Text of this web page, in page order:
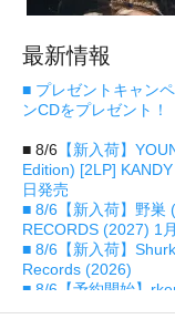
最新情報
■ プレゼントキャン
ンCDをプレゼント！
■ 8/6 【新入荷】
Edition) [2LP]
日発売
■ 8/6 【新入荷】野
RECORDS (2027) 1
■ 8/6 【新入荷】
Records (2026)
■ 8/6 【予約開始】
月21日発売